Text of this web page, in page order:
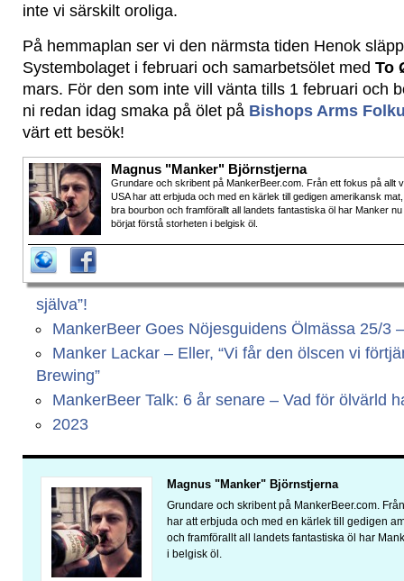
inte vi särskilt oroliga.
På hemmaplan ser vi den närmsta tiden Henok
Systembolaget i februari och samarbetsölet med To
mars. För den som inte vill vänta tills 1 februari och
ni redan idag smaka på ölet på Bishops Arms
värt ett besök!
Magnus "Manker" Björnstjerna
Grundare och skribent på MankerBeer.com. Från ett fokus på allt
USA har att erbjuda och med en kärlek till gedigen amerikansk mat,
bra bourbon och framförallt all landets fantastiska öl har Manker nu
börjat förstå storheten i belgisk öl.
själva”!
MankerBeer Goes Nöjesguidens Ölmässa 25/3
Manker Lackar – Eller, “Vi får den ölscen vi
Brewing”
MankerBeer Talk: 6 år senare – Vad för ölvärld
2023
Magnus "Manker" Björnstjerna
Grundare och skribent på MankerBeer.com.
har att erbjuda och med en kärlek till gedigen
och framförallt all landets fantastiska öl har
i belgisk öl.